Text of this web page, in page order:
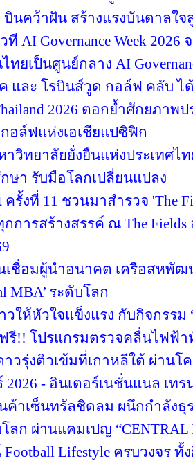
นคว้าฝัน สร้างแรงบันดาลใ
ที AI Governance Week
ทยเป็นศูนย์กลาง AI
และ โรบินส์วูด กอล์ฟ คลับ ไ
2026 ตอกย้ำศักยภาพ
อล์ฟแห่งเอเชียแปซิฟิก
าวิทยาลัยยั่งยืนแห่งประเทศ
ษา รับมือโลกเปลี่ยนแปลง
ครั้งที่ 11 ชวนมาสำรวจ 'The
กการสร้างสรรค์ ณ The
เชื่อมผู้นำอนาคต เครือสหพั
MBA’ ระดับโลก
วให้หัวใจแข็งแรง กับกิจกรรม
รี!! โปรแกรมตรวจคลื่นไฟฟ้า
วรุ่งติวเข้มที่เกาหลีใต้ ผ่านโค
2026 - อินเตอร์เนชั่นแนล เท
ค้าเซ็นทรัลชิดลม ผนึกกำลังธุ
ก ผ่านแคมเปญ “CENTRAL
Lifestyle ครบวงจร